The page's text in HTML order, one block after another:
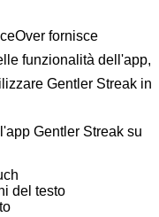
fornisce
funzionalità dell'app,
Gentler Streak in
Gentler Streak su
del testo